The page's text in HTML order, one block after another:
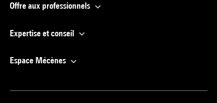
Offre aux professionnels
Expertise et conseil
Espace Mécènes